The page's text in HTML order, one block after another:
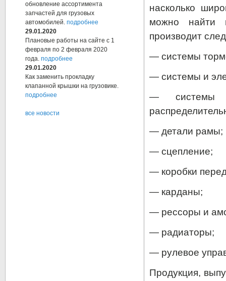
насколько
можно найти
производит
— системы
— системы и
— системы
— детали рамы;
— сцепление;
— коробки
— карданы;
— рессоры и
— радиаторы;
— рулевое
Продукция,
обновление ассортимента
запчастей для грузовых
автомобилей. подробнее
29.01.2020
Плановые работы на сайте с 1
февраля по 2 февраля 2020
года. подробнее
29.01.2020
Как заменить прокладку
клапанной крышки на грузовике.
подробнее
все новости